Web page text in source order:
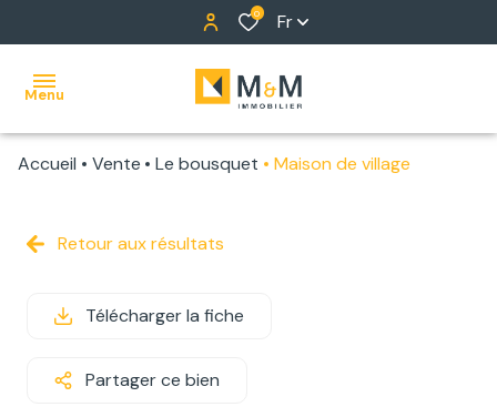
0 Fr
Menu
NOS
ALERTE
Accueil Vente Le bousquet Maison de village
Retour aux résultats
Télécharger la fiche
Partager ce bien